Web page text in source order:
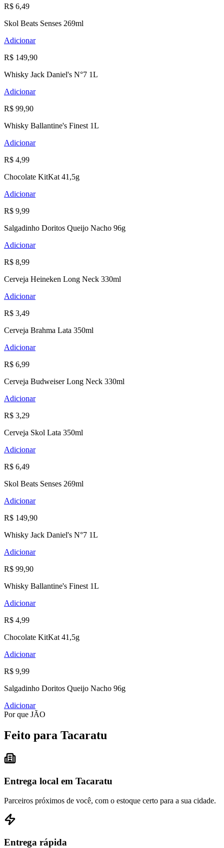
R$ 6,49
Skol Beats Senses 269ml
Adicionar
R$ 149,90
Whisky Jack Daniel's N°7 1L
Adicionar
R$ 99,90
Whisky Ballantine's Finest 1L
Adicionar
R$ 4,99
Chocolate KitKat 41,5g
Adicionar
R$ 9,99
Salgadinho Doritos Queijo Nacho 96g
Adicionar
R$ 8,99
Cerveja Heineken Long Neck 330ml
Adicionar
R$ 3,49
Cerveja Brahma Lata 350ml
Adicionar
R$ 6,99
Cerveja Budweiser Long Neck 330ml
Adicionar
R$ 3,29
Cerveja Skol Lata 350ml
Adicionar
R$ 6,49
Skol Beats Senses 269ml
Adicionar
R$ 149,90
Whisky Jack Daniel's N°7 1L
Adicionar
R$ 99,90
Whisky Ballantine's Finest 1L
Adicionar
R$ 4,99
Chocolate KitKat 41,5g
Adicionar
R$ 9,99
Salgadinho Doritos Queijo Nacho 96g
Adicionar
Por que JÃO
Feito para Tacaratu
Entrega local em Tacaratu
Parceiros próximos de você, com o estoque certo para a sua cidade.
Entrega rápida